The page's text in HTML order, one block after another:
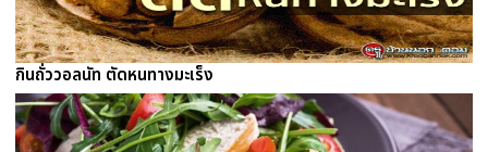
กินถั่ววอลนัท ตัดหนทางมะเร็ง